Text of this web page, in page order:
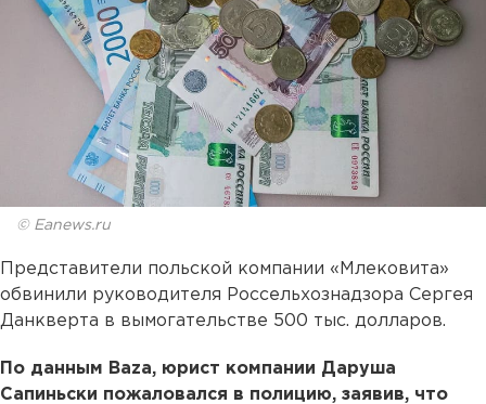
© Eanews.ru
Представители польской компании «Млековита»
обвинили руководителя Россельхознадзора Сергея
Данкверта в вымогательстве 500 тыс. долларов.
По данным Baza, юрист компании Даруша
Сапиньски пожаловался в полицию, заявив, что